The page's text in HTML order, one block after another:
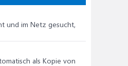
und im Netz gesucht,
als Kopie von